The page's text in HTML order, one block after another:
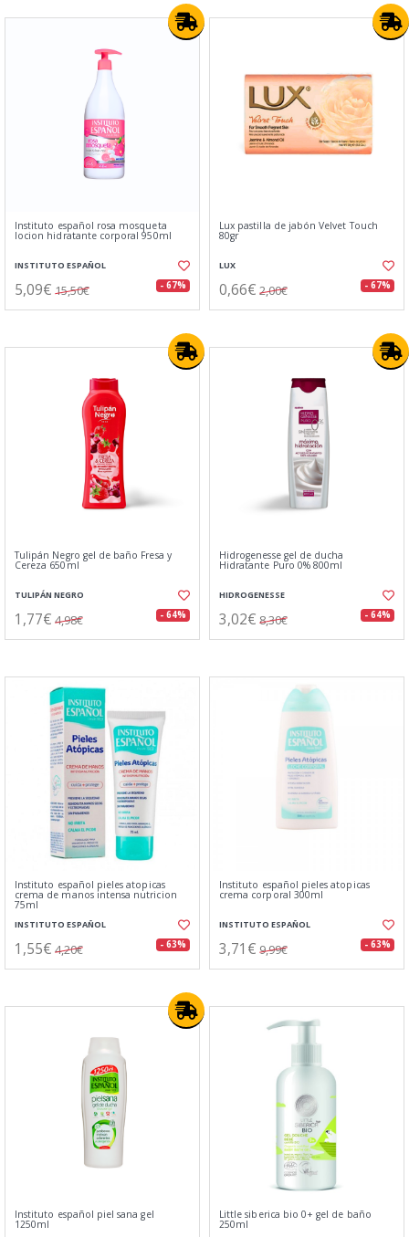
Instituto español rosa mosqueta
locion hidratante corporal 950ml
INSTITUTO ESPAÑOL
5,09€ 15,50€ - 67%
Lux pastilla de jabón Velvet Touch
80gr
LUX
0,66€ 2,00€ - 67%
Tulipán Negro gel de baño Fresa y
Cereza 650ml
TULIPÁN NEGRO
1,77€ 4,98€ - 64%
Hidrogenesse gel de ducha
Hidratante Puro 0% 800ml
HIDROGENESSE
3,02€ 8,30€ - 64%
Instituto español pieles atopicas
crema de manos intensa nutricion
75ml
INSTITUTO ESPAÑOL
1,55€ 4,20€ - 63%
Instituto español pieles atopicas
crema corporal 300ml
INSTITUTO ESPAÑOL
3,71€ 9,99€ - 63%
Instituto español piel sana gel
1250ml
Little siberica bio 0+ gel de baño
250ml